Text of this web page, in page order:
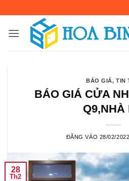
nội
BÁO GIÁ,TIN
BÁO GIÁ CỬA
Q9,NHÀ
ĐĂNG VÀO 28/02/2022
28
Th2